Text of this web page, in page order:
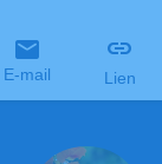
E-mail Lien